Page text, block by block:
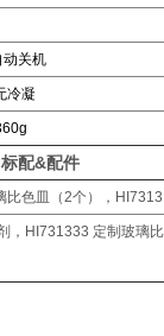
动关机
冷凝
配&配件
色皿（2个），
，HI731333 定制玻璃